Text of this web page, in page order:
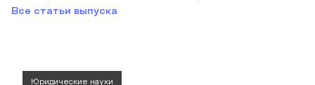
Все статьи выпуска
Юридические науки